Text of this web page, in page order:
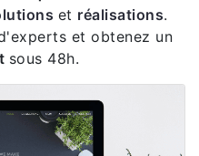
et réalisations.
et obtenez un
sous 48h.